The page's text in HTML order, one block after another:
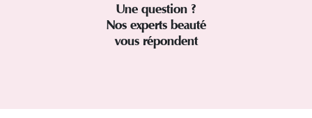
Une question ?
Nos experts beauté
vous répondent